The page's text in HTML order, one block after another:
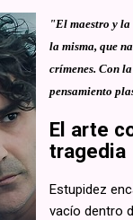
"El maestro y
la misma, que
crímenes. Con
pensamiento
El arte
tragedia
Estupidez
vacío dentro